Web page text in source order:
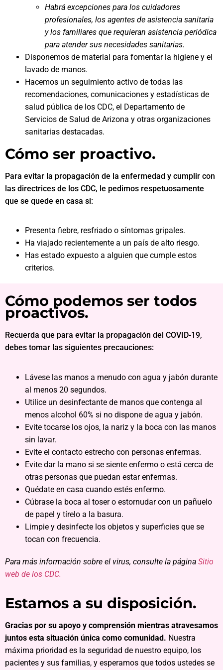
Habrá excepciones para los cuidadores
profesionales, los agentes de asistencia sanitaria
y los familiares que requieran asistencia periódica
para atender sus necesidades sanitarias.
Disponemos de material para fomentar la higiene y el
lavado de manos.
Hacemos un seguimiento activo de todas las
recomendaciones, comunicaciones y estadísticas de
salud pública de los CDC, el Departamento de
Servicios de Salud de Arizona y otras organizaciones
sanitarias destacadas.
Cómo ser proactivo.
Para evitar la propagación de la enfermedad y cumplir con
las directrices de los CDC, le pedimos respetuosamente
que se quede en casa si:
Presenta fiebre, resfriado o síntomas gripales.
Ha viajado recientemente a un país de alto riesgo.
Has estado expuesto a alguien que cumple estos
criterios.
Cómo podemos ser todos
proactivos.
Recuerda que para evitar la propagación del COVID-19,
debes tomar las siguientes precauciones:
Lávese las manos a menudo con agua y jabón durante
al menos 20 segundos.
Utilice un desinfectante de manos que contenga al
menos alcohol 60% si no dispone de agua y jabón.
Evite tocarse los ojos, la nariz y la boca con las manos
sin lavar.
Evite el contacto estrecho con personas enfermas.
Evite dar la mano si se siente enfermo o está cerca de
otras personas que puedan estar enfermas.
Quédate en casa cuando estés enfermo.
Cúbrase la boca al toser o estornudar con un pañuelo
de papel y tírelo a la basura.
Limpie y desinfecte los objetos y superficies que se
tocan con frecuencia.
Para más información sobre el virus, consulte la página Sitio
web de los CDC.
Estamos a su disposición.
Gracias por su apoyo y comprensión mientras atravesamos
juntos esta situación única como comunidad. Nuestra
máxima prioridad es la seguridad de nuestro equipo, los
pacientes y sus familias, y esperamos que todos ustedes se